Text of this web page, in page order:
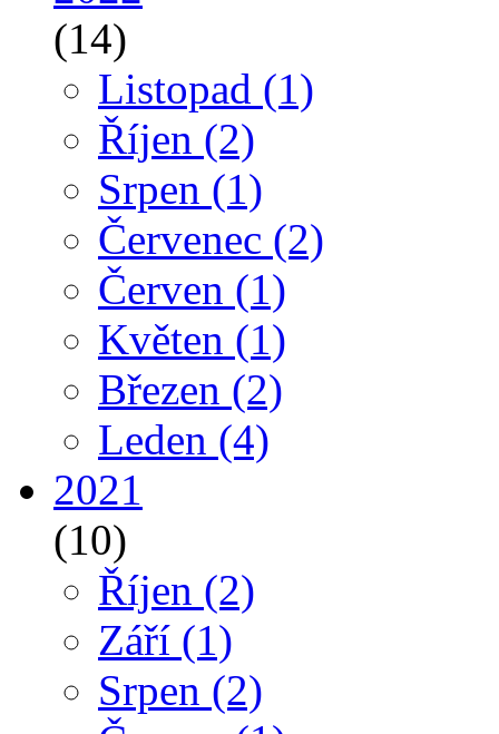
(14)
Listopad (1)
Říjen (2)
Srpen (1)
Červenec (2)
Červen (1)
Květen (1)
Březen (2)
Leden (4)
2021
(10)
Říjen (2)
Září (1)
Srpen (2)